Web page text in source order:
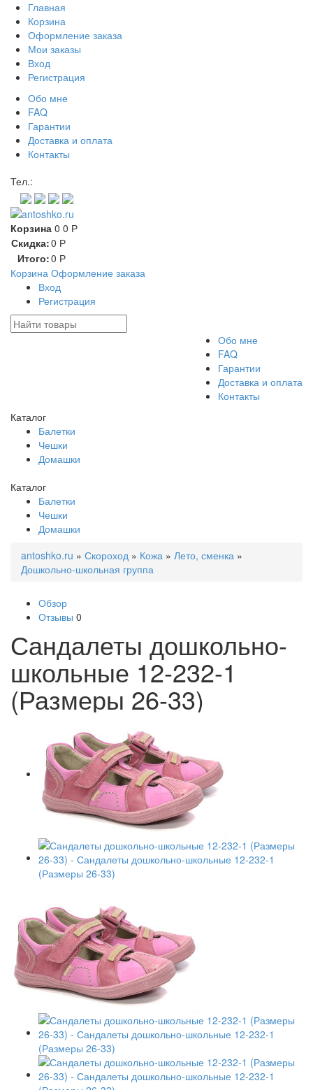
Главная
Корзина
Оформление заказа
Мои заказы
Вход
Регистрация
Обо мне
FAQ
Гарантии
Доставка и оплата
Контакты
Тел.:
Корзина 0 0 Р
Скидка:0 Р
Итого:0 Р
Корзина Оформление заказа
Вход
Регистрация
Обо мне
FAQ
Гарантии
Доставка и оплата
Контакты
Каталог
Балетки
Чешки
Домашки
Каталог
Балетки
Чешки
Домашки
antoshko.ru » Скороход » Кожа » Лето, сменка »
Дошкольно-школьная группа
Обзор
Отзывы 0
Сандалеты дошкольно-
школьные 12-232-1
(Размеры 26-33)